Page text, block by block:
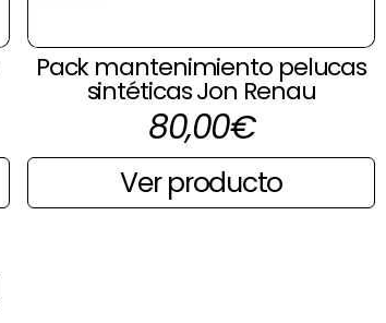
Pack mantenimiento pelucas
sintéticas Jon Renau
80,00€
Ver producto